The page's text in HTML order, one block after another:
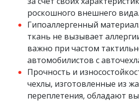
роскошного внешнего вида.
Гипоаллергенный
ткань не вызывает
важно при частом
автомобилистов с
Прочность и
чехлы, изготовленные из
переплетения, обладают